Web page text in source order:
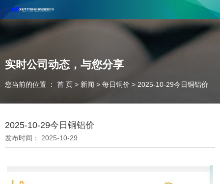
河南丰尔彻新材料科技有限公司欢迎合作咨询！
联系电话：18037947756
实时公司动态，与您分享
您当前的位置 ： 首 页 > 新闻 > 每日铜价 > 2025-10-29今日铜铝价
2025-10-29今日铜铝价
发布时间： 2025-10-29